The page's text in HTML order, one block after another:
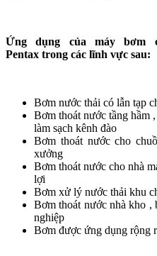
Ứng dụng của máy bơm
Pentax trong các lĩnh vực sau:
Bơm nước thải có lẫn tạp
Bơm thoát nước tầng hầm
làm sạch kênh đào
Bơm thoát nước cho
xưởng
Bơm thoát nước cho nhà
lợi
Bơm xử lý nước thải khu
Bơm thoát nước nhà kho ,
nghiệp
Bơm được ứng dụng rộng